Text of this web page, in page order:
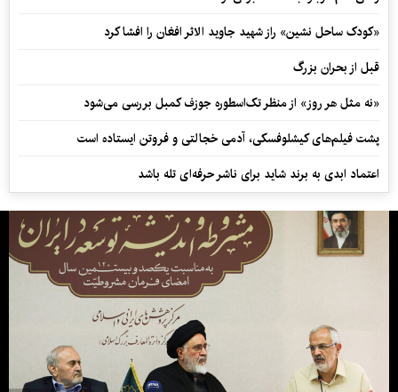
«کودک ساحل نشین» راز شهید جاوید الاثر افغان را افشا کرد
قبل از بحران بزرگ
«نه مثل هر روز» از منظر تک‌اسطوره جوزف کمبل بررسی می‌شود
پشت فیلم‌های کیشلوفسکی، آدمی خجالتی و فروتن ایستاده است
اعتماد ابدی به برند شاید برای ناشر حرفه‌ای تله باشد